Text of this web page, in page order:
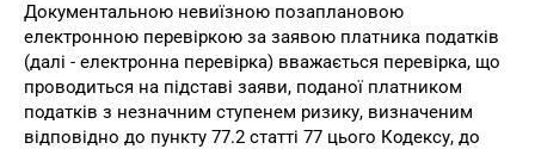
Документальною невиїзною позаплановою
електронною перевіркою за заявою платника податків
(далі - електронна перевірка) вважається перевірка, що
проводиться на підставі заяви, поданої платником
податків з незначним ступенем ризику, визначеним
відповідно до пункту 77.2 статті 77 цього Кодексу, до